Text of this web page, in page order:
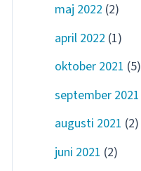
maj 2022 (2)
april 2022 (1)
oktober 2021 (5)
september 2021
augusti 2021 (2)
juni 2021 (2)